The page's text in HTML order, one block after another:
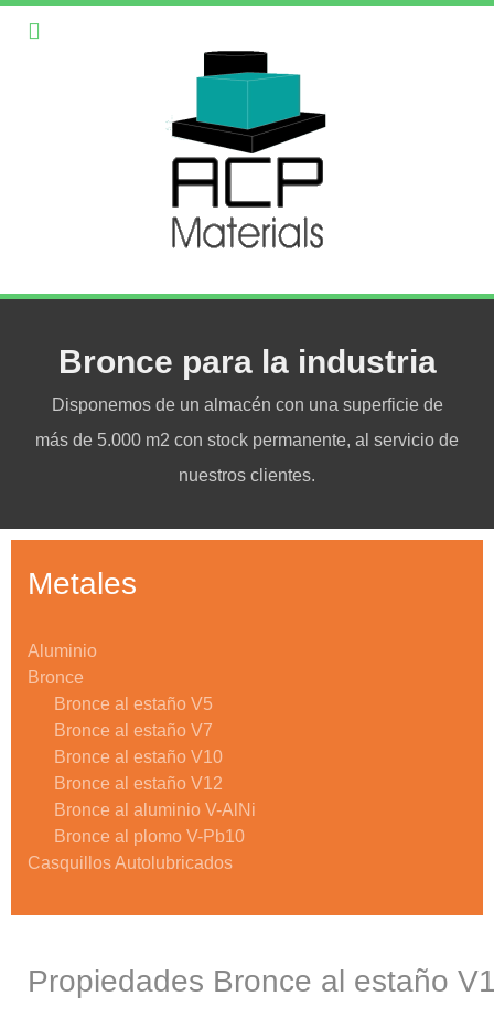
Bronce para la industria
Disponemos de un almacén con una superficie de
más de 5.000 m2 con stock permanente, al servicio de
nuestros clientes.
Metales
Aluminio
Bronce
Bronce al estaño V5
Bronce al estaño V7
Bronce al estaño V10
Bronce al estaño V12
Bronce al aluminio V-AlNi
Bronce al plomo V-Pb10
Casquillos Autolubricados
Propiedades Bronce al estaño